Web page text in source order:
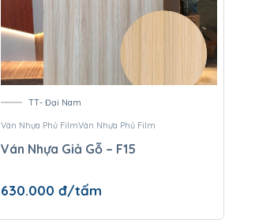
TT- Đại Nam
Ván Nhựa Phủ FilmVán Nhựa Phủ Film
Ván Nhựa Giả Gỗ – F15
630.000 đ/tấm